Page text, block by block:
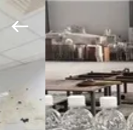
HUIS
PRODUCTEN
Enterprise
Management
Services